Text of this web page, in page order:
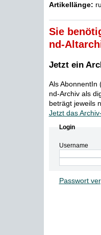
Artikellänge:
Sie
nd-
Jetzt ein
Als AbonnentIn
nd-Archiv als
beträgt jeweils
Jetzt das
Login
Username
Passwort